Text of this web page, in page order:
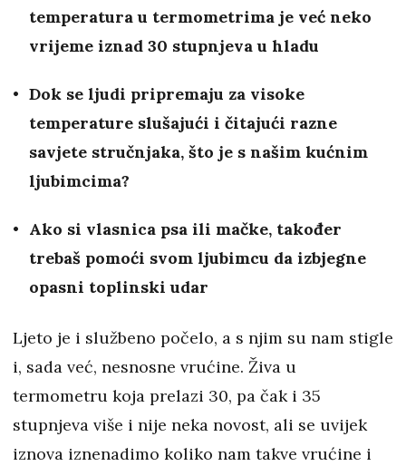
temperatura u termometrima je već neko
vrijeme iznad 30 stupnjeva u hladu
Dok se ljudi pripremaju za visoke
temperature slušajući i čitajući razne
savjete stručnjaka, što je s našim kućnim
ljubimcima?
Ako si vlasnica psa ili mačke, također
trebaš pomoći svom ljubimcu da izbjegne
opasni toplinski udar
Ljeto je i službeno počelo, a s njim su nam stigle
i, sada već, nesnosne vrućine. Živa u
termometru koja prelazi 30, pa čak i 35
stupnjeva više i nije neka novost, ali se uvijek
iznova iznenadimo koliko nam takve vrućine i